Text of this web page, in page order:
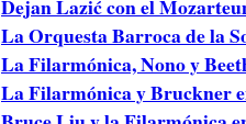
Dejan Lazićcon el
La Orquesta Barroca de la
La Filarmónica, Nono y
La Filarmónica y Bruckner